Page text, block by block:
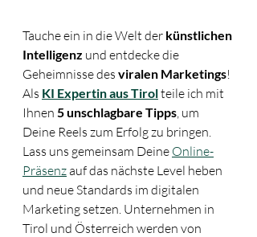
Tauche ein in die Welt der künstlichen
Intelligenz und entdecke die
Geheimnisse des viralen Marketings!
Als KI Expertin aus Tirol teile ich mit
Ihnen 5 unschlagbare Tipps, um
Deine Reels zum Erfolg zu bringen.
Lass uns gemeinsam Deine Online-
Präsenz auf das nächste Level heben
und neue Standards im digitalen
Marketing setzen. Unternehmen in
Tirol und Österreich werden von